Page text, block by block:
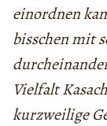
einordnen
bisschen mit
Vielfalt
kurzweilige